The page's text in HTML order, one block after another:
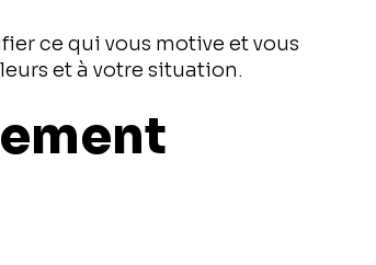
ce qui vous motive et vous
et à votre situation.